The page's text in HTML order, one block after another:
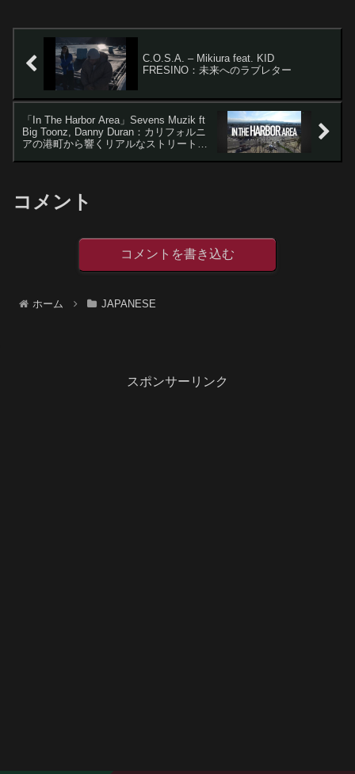
C.O.S.A. – Mikiura feat. KID
FRESINO：未来へのラブレター
「In The Harbor Area」Sevens Muzik ft
Big Toonz, Danny Duran：カリフォルニ
アの港町から響くリアルなストリート・
コメント
コメントを書き込む
ホーム JAPANESE
スポンサーリンク